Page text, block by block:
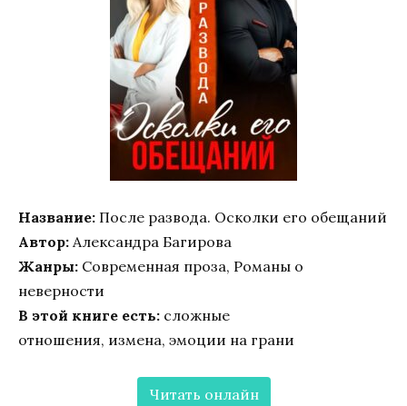
Название: После развода. Осколки его обещаний
Автор: Александра Багирова
Жанры: Современная проза, Романы о
неверности
В этой книге есть: сложные
отношения, измена, эмоции на грани
Читать онлайн